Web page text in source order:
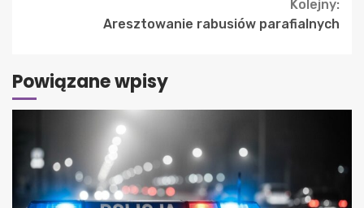
Kolejny:
Aresztowanie rabusiów parafialnych
Powiązane wpisy